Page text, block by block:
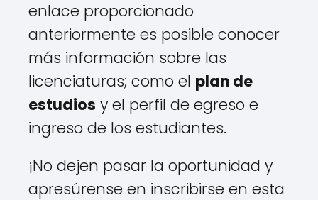
enlace proporcionado
anteriormente es posible conocer
más información sobre las
licenciaturas; como el plan de
estudios y el perfil de egreso e
ingreso de los estudiantes.
¡No dejen pasar la oportunidad y
apresúrense en inscribirse en esta